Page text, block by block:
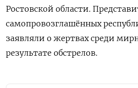
Ростовской области.
самопровозглашённых
заявляли о жертвах среди
результате обстрелов.